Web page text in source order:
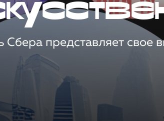
Сбера представляет свое